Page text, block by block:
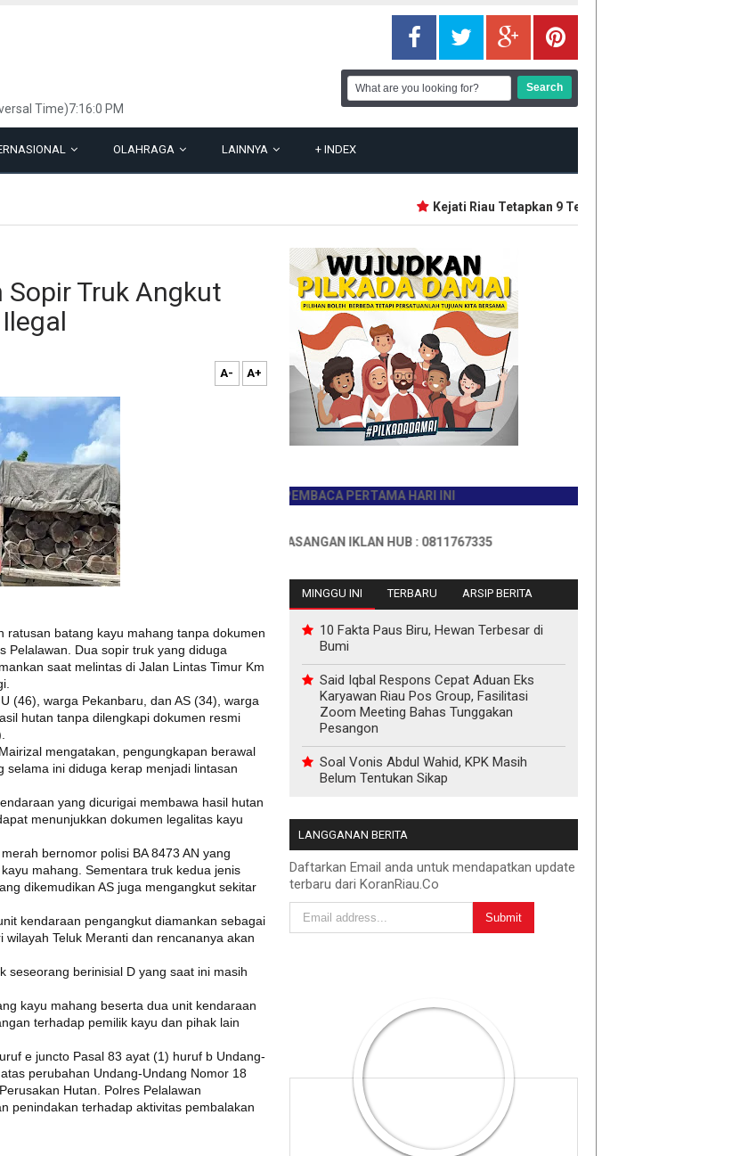
Time)7:16:0 PM
OLAHRAGA LAINNYA + INDEX
Kejati Riau Tetapkan 9 Tersangka Baru Korupsi Dana
Truk Angkut
A- A+
ratusan batang kayu mahang tanpa dokumen
Pelalawan. Dua sopir truk yang diduga
saat melintas di Jalan Lintas Timur Km
(46), warga Pekanbaru, dan AS (34), warga
hutan tanpa dilengkapi dokumen resmi
mengatakan, pengungkapan berawal
ini diduga kerap menjadi lintasan
yang dicurigai membawa hasil hutan
menunjukkan dokumen legalitas kayu
bernomor polisi BA 8473 AN yang
mahang. Sementara truk kedua jenis
dikemudikan AS juga mengangkut sekitar
kendaraan pengangkut diamankan sebagai
Teluk Meranti dan rencananya akan
seseorang berinisial D yang saat ini masih
kayu mahang beserta dua unit kendaraan
terhadap pemilik kayu dan pihak lain
e juncto Pasal 83 ayat (1) huruf b Undang-
perubahan Undang-Undang Nomor 18
Hutan. Polres Pelalawan
penindakan terhadap aktivitas pembalakan
JADILAH PEMBACA PERTAMA HARI INI
INFO PEMASANGAN IKLAN HUB : 0811767335
MINGGU INI TERBARU ARSIP BERITA
10 Fakta Paus Biru, Hewan Terbesar di
Bumi
Said Iqbal Respons Cepat Aduan Eks
Karyawan Riau Pos Group, Fasilitasi
Zoom Meeting Bahas Tunggakan
Pesangon
Soal Vonis Abdul Wahid, KPK Masih
Belum Tentukan Sikap
LANGGANAN BERITA
Daftarkan Email anda untuk mendapatkan update
terbaru dari KoranRiau.Co